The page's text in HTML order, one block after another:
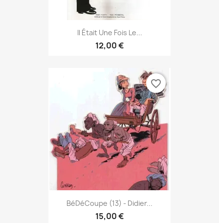
Il Était Une Fois Le...
12,00 €
BéDéCoupe (13) - Didier...
15,00 €
favorite_border